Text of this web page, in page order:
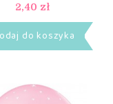
2,40 zł
do koszyka